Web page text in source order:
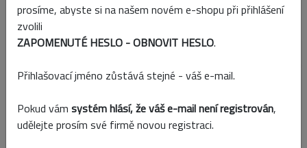
EAN:
8714075554642
Přidat k porovnání
prosíme, abyste si na našem novém e-shopu při přihlášení
zvolili
ZAPOMENUTÉ HESLO - OBNOVIT HESLO.
Přihlašovací jméno zůstává stejné - váš e-mail.
Pokud vám systém hlásí, že váš e-mail není registrován,
udělejte prosím své firmě novou registraci.